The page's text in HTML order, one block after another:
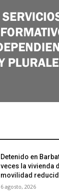
Detenido en
veces la vivienda
movilidad
6 agosto, 2026